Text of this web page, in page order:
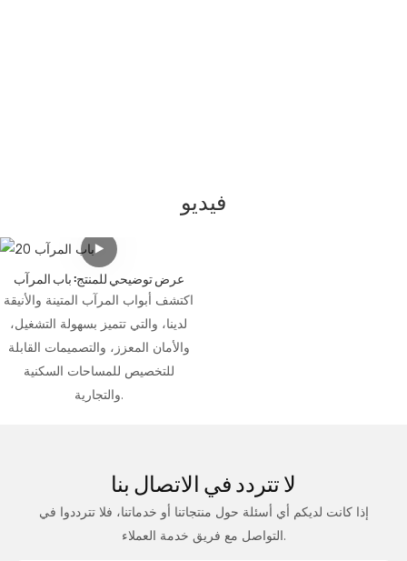
فيديو
عرض توضيحي للمنتج: باب المرآب
اكتشف أبواب المرآب المتينة والأنيقة
لدينا، والتي تتميز بسهولة التشغيل،
والأمان المعزز، والتصميمات القابلة
للتخصيص للمساحات السكنية
والتجارية.
لا تتردد في الاتصال بنا
إذا كانت لديكم أي أسئلة حول منتجاتنا أو خدماتنا، فلا تترددوا في
التواصل مع فريق خدمة العملاء.